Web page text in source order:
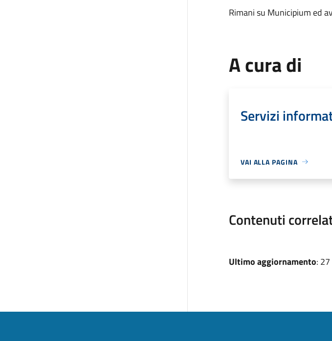
Rimani su Municipium ed
A cura di
Servizi
VAI ALLA PAGINA
Contenuti
Ultimo aggiornamento: